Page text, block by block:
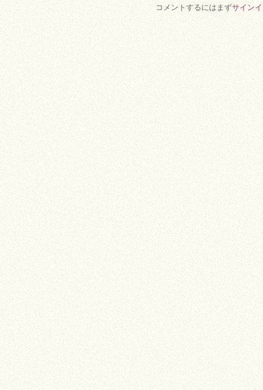
コメントするにはまずサイン